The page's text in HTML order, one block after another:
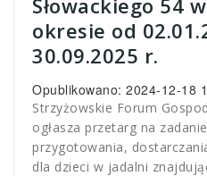
okresie od
30.09.2025 r.
Opublikowano: 2024-12-18
Strzyżowskie Forum
ogłasza przetarg na
przygotowania,
dla dzieci w jadalni